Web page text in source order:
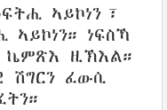
ኣይኮነን፣
ነፍስኻ
ዚኽእል።
ሽግርን ፈውሲ